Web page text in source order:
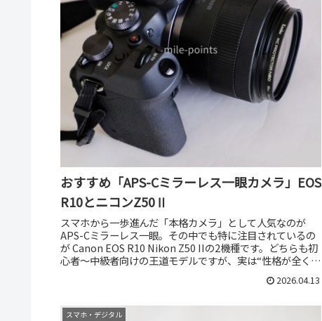
おすすめ「APS-Cミラーレス一眼カメラ」EOS
R10とニコンZ50Ⅱ
スマホから一歩進んだ「本格カメラ」として人気なのが
APS-Cミラーレス一眼。その中でも特に注目されているの
が Canon EOS R10 Nikon Z50 IIの2機種です。どちらも初
心者〜中級者向けの王道モデルですが、実は“性格が全く
2026.04.13
スマホ・デジタル